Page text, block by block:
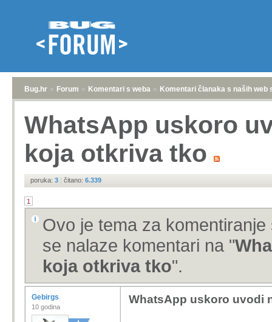
Bug.hr » Forum » Komentari s weba » Komentari članaka s naših web
WhatsApp uskoro
koja otkriva tko
poruka: 3 | čitano: 6.339
1
Ovo je tema za
se nalaze komentari na "
koja otkriva tko".
Gebirgs
10 godina
WhatsApp uskoro uvodi